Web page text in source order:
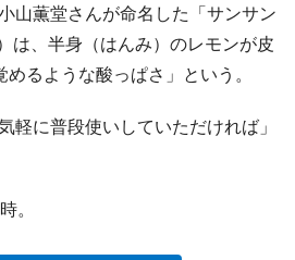
山薫堂さんが命名した「サンサン
は、半身（はんみ）のレモンが皮
るような酸っぱさ」という。
に普段使いしていただければ」
。